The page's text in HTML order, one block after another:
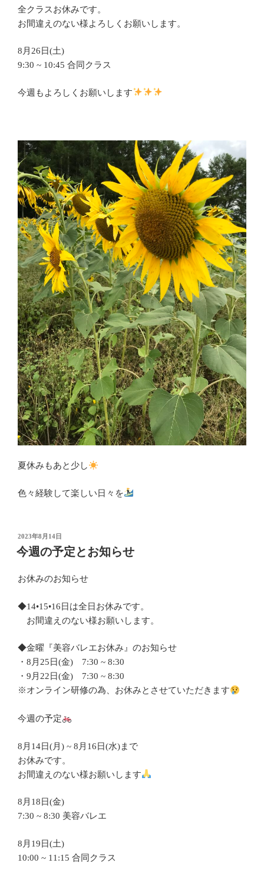
全クラスお休みです。
お間違えのない様よろしくお願いします。
8月26日(土)
9:30 ~ 10:45 合同クラス
今週もよろしくお願いします
夏休みもあと少し
色々経験して楽しい日々を
投
稿
日:
2023年8月14日
今週の予定とお知らせ
お休みのお知らせ
◆14•15•16日は全日お休みです。
お間違えのない様お願いします。
◆金曜『美容バレエお休み』のお知らせ
・8月25日(金) 7:30 ~ 8:30
・9月22日(金) 7:30 ~ 8:30
※オンライン研修の為、お休みとさせていただきます
今週の予定
8月14日(月) ~ 8月16日(水)まで
お休みです。
お間違えのない様お願いします
8月18日(金)
7:30 ~ 8:30 美容バレエ
8月19日(土)
10:00 ~ 11:15 合同クラス